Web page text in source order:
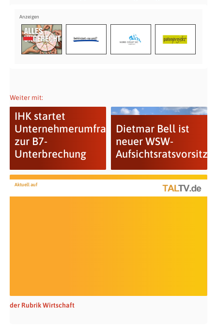
Weiter mit:
IHK startet
Unternehmerumfrage
zur B7-
Unterbrechung
Dietmar Bell ist
neuer WSW-
Aktuell auf
der Rubrik Wirtschaft